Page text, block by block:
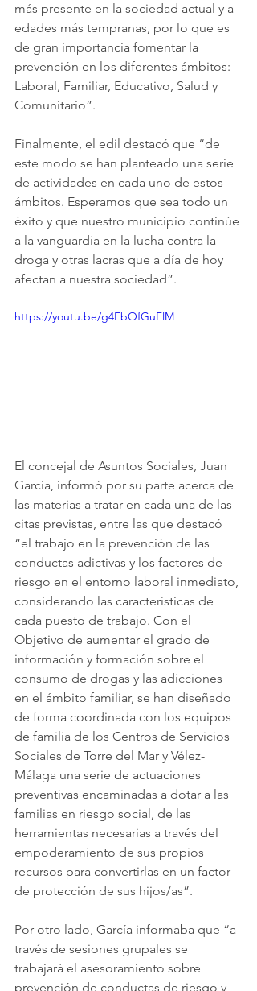
más presente en la sociedad actual y a
edades más tempranas, por lo que es
de gran importancia fomentar la
prevención en los diferentes ámbitos:
Laboral, Familiar, Educativo, Salud y
Comunitario”.
Finalmente, el edil destacó que “de
este modo se han planteado una serie
de actividades en cada uno de estos
ámbitos. Esperamos que sea todo un
éxito y que nuestro municipio continúe
a la vanguardia en la lucha contra la
droga y otras lacras que a día de hoy
afectan a nuestra sociedad”.
https://youtu.be/g4EbOfGuFlM
El concejal de Asuntos Sociales, Juan
García, informó por su parte acerca de
las materias a tratar en cada una de las
citas previstas, entre las que destacó
“el trabajo en la prevención de las
conductas adictivas y los factores de
riesgo en el entorno laboral inmediato,
considerando las características de
cada puesto de trabajo. Con el
Objetivo de aumentar el grado de
información y formación sobre el
consumo de drogas y las adicciones
en el ámbito familiar, se han diseñado
de forma coordinada con los equipos
de familia de los Centros de Servicios
Sociales de Torre del Mar y Vélez-
Málaga una serie de actuaciones
preventivas encaminadas a dotar a las
familias en riesgo social, de las
herramientas necesarias a través del
empoderamiento de sus propios
recursos para convertirlas en un factor
de protección de sus hijos/as”.
Por otro lado, García informaba que “a
través de sesiones grupales se
trabajará el asesoramiento sobre
prevención de conductas de riesgo y